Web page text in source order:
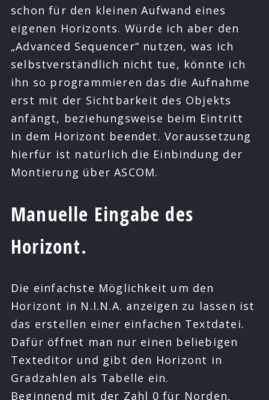
schon für den kleinen Aufwand eines
eigenen Horizonts. Würde ich aber den
„Advanced Sequencer“ nutzen, was ich
selbstverständlich nicht tue, könnte ich
ihn so programmieren das die Aufnahme
erst mit der Sichtbarkeit des Objekts
anfängt, beziehungsweise beim Eintritt
in dem Horizont beendet. Voraussetzung
hierfür ist natürlich die Einbindung der
Montierung über ASCOM.
Manuelle Eingabe des
Horizont.
Die einfachste Möglichkeit um den
Horizont in N.I.N.A. anzeigen zu lassen ist
das erstellen einer einfachen Textdatei.
Dafür öffnet man nur einen beliebigen
Texteditor und gibt den Horizont in
Gradzahlen als Tabelle ein.
Beginnend mit der Zahl 0 für Norden,